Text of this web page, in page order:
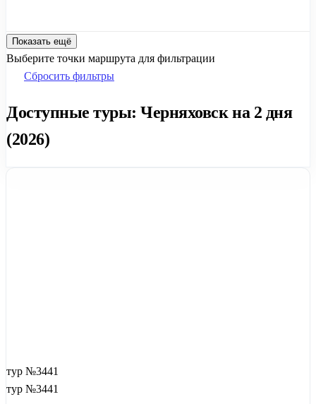
Показать ещё
Выберите точки маршрута для фильтрации
Сбросить фильтры
Доступные туры: Черняховск на 2 дня
(2026)
тур №3441
тур №3441